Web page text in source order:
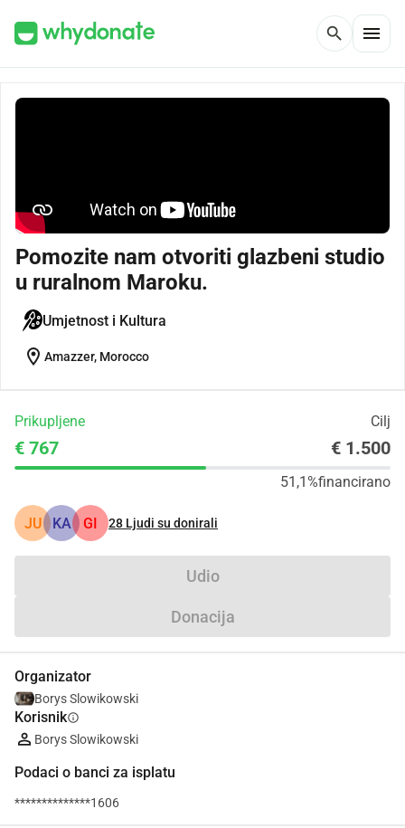
search menu
Pomozite nam otvoriti glazbeni studio
u ruralnom Maroku.
Umjetnost i Kultura
location_on Amazzer, Morocco
Prikupljene Cilj
€ 767 € 1.500
51,1%financirano
JU KA GI 28 Ljudi su donirali
Udio
Donacija
Organizator
Borys Slowikowski
Korisnikinfo
Borys Slowikowski
Podaci o banci za isplatu
**************1606